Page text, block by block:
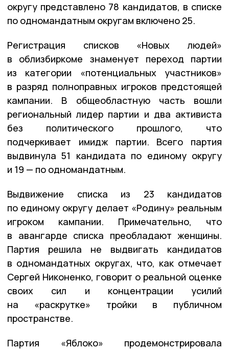
округу представлено 78 кандидатов, в списке
по одномандатным округам включено 25.
Регистрация списков «Новых людей»
в облизбиркоме знаменует переход партии
из категории «потенциальных участников»
в разряд полноправных игроков предстоящей
кампании. В общеобластную часть вошли
региональный лидер партии и два активиста
без политического прошлого, что
подчеркивает имидж партии. Всего партия
выдвинула 51 кандидата по единому округу
и 19 — по одномандатным.
Выдвижение списка из 23 кандидатов
по единому округу делает «Родину» реальным
игроком кампании. Примечательно, что
в авангарде списка преобладают женщины.
Партия решила не выдвигать кандидатов
в одномандатных округах, что, как отмечает
Сергей Никоненко, говорит о реальной оценке
своих сил и концентрации усилий
на «раскрутке» тройки в публичном
пространстве.
Партия «Яблоко» продемонстрировала